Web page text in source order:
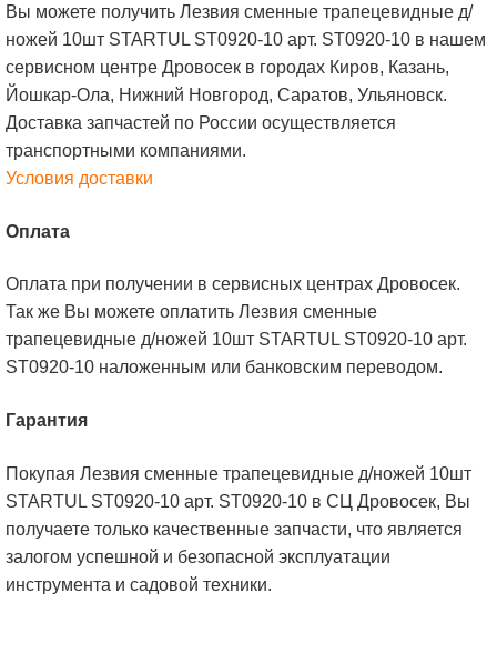
Вы можете получить Лезвия сменные трапецевидные д/
ножей 10шт STARTUL ST0920-10 арт. ST0920-10 в нашем
сервисном центре Дровосек в городах Киров, Казань,
Йошкар-Ола, Нижний Новгород, Саратов, Ульяновск.
Доставка запчастей по России осуществляется
транспортными компаниями.
Условия доставки
Оплата
Оплата при получении в сервисных центрах Дровосек.
Так же Вы можете оплатить Лезвия сменные
трапецевидные д/ножей 10шт STARTUL ST0920-10 арт.
ST0920-10 наложенным или банковским переводом.
Гарантия
Покупая Лезвия сменные трапецевидные д/ножей 10шт
STARTUL ST0920-10 арт. ST0920-10 в СЦ Дровосек, Вы
получаете только качественные запчасти, что является
залогом успешной и безопасной эксплуатации
инструмента и садовой техники.